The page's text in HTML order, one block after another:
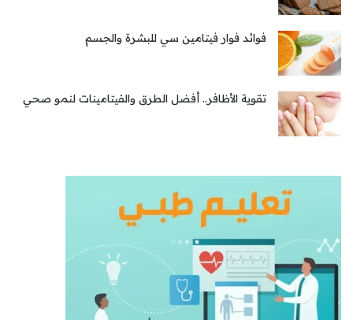
فوائد فوار فيتامين سي للبشرة والجسم
تقوية الأظافر.. أفضل الطرق والفيتامينات لنمو صحي